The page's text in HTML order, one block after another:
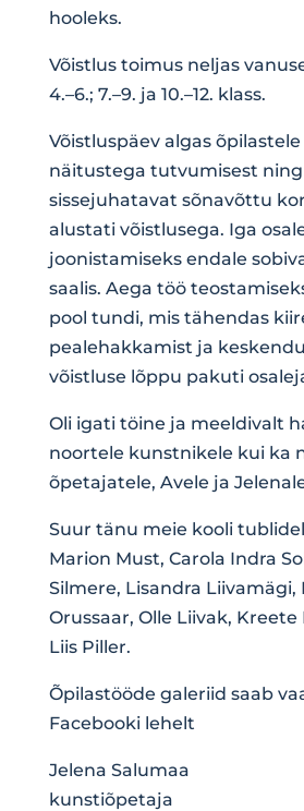
hooleks.
Võistlus toimus neljas
4.–6.; 7.–9. ja 10.–12. klass.
Võistluspäev algas õpilastele
näitustega tutvumisest ning
sissejuhatavat sõnavõttu
alustati võistlusega. Iga
joonistamiseks endale
saalis. Aega töö
pool tundi, mis tähendas
pealehakkamist ja
võistluse lõppu pakuti
Oli igati töine ja meeldivalt
noortele kunstnikele kui ka
õpetajatele, Avele ja
Suur tänu meie kooli
Marion Must, Carola Indra
Silmere, Lisandra Liivamägi,
Orussaar, Olle Liivak, Kreete
Liis Piller.
Õpilastööde galeriid saab
Facebooki lehelt
Jelena Salumaa
kunstiõpetaja